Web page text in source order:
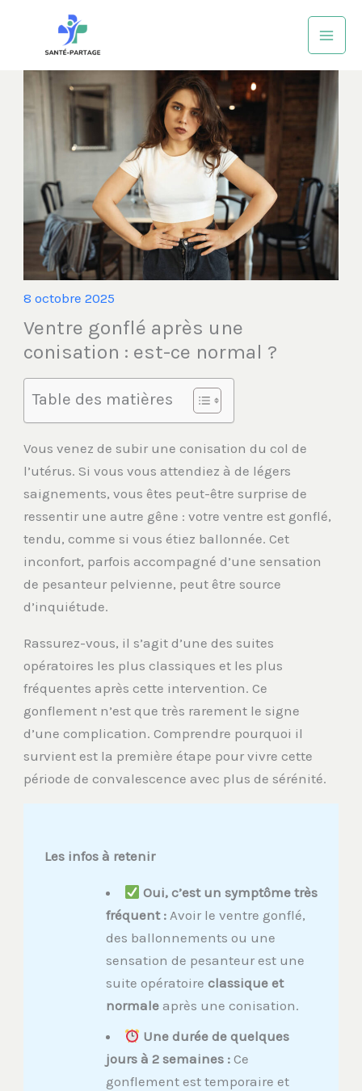
contenu
8 octobre 2025
Ventre gonflé après une
conisation : est-ce normal ?
Table des matières
Vous venez de subir une conisation du col de
l’utérus. Si vous vous attendiez à de légers
saignements, vous êtes peut-être surprise de
ressentir une autre gêne : votre ventre est gonflé,
tendu, comme si vous étiez ballonnée. Cet
inconfort, parfois accompagné d’une sensation
de pesanteur pelvienne, peut être source
d’inquiétude.
Rassurez-vous, il s’agit d’une des suites
opératoires les plus classiques et les plus
fréquentes après cette intervention. Ce
gonflement n’est que très rarement le signe
d’une complication. Comprendre pourquoi il
survient est la première étape pour vivre cette
période de convalescence avec plus de sérénité.
Les infos à retenir
Oui, c’est un symptôme très
fréquent :Avoir le ventre gonflé,
des ballonnements ou une
sensation de pesanteur est une
suite opératoire classique et
normaleaprès une conisation.
Une durée de quelques
jours à 2 semaines :Ce
gonflement est temporaire et